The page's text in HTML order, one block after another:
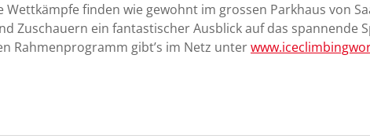
Wettkämpfe finden wie gewohnt im grossen Parkhaus von
Zuschauern ein fantastischer Ausblick auf das spannende
Rahmenprogramm gibt’s im Netz unter